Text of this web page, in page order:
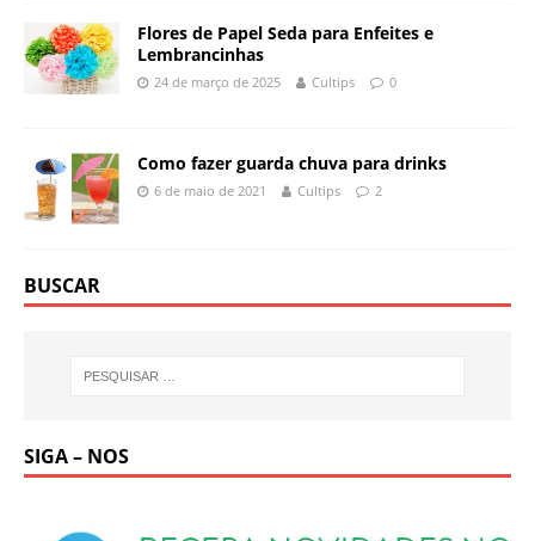
Flores de Papel Seda para Enfeites e
Lembrancinhas
24 de março de 2025 Cultips 0
Como fazer guarda chuva para drinks
6 de maio de 2021 Cultips 2
BUSCAR
SIGA – NOS